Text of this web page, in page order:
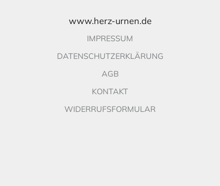
www.herz-urnen.de
IMPRESSUM
DATENSCHUTZERKLÄRUNG
AGB
KONTAKT
WIDERRUFSFORMULAR